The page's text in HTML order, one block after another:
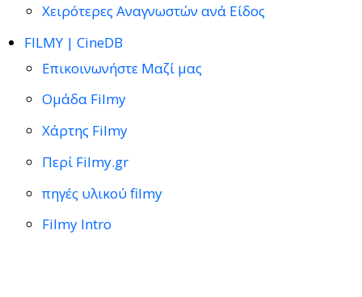
Χειρότερες Αναγνωστών ανά Είδος
FILMY | CineDB
Επικοινωνήστε Μαζί μας
Ομάδα Filmy
Χάρτης Filmy
Περί Filmy.gr
πηγές υλικού filmy
Filmy Intro